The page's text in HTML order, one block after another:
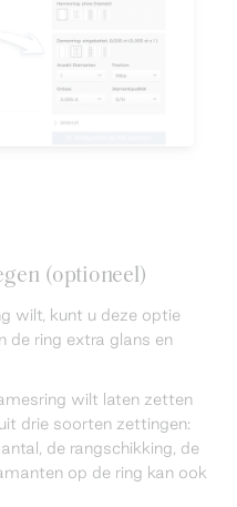
(optioneel)
wilt, kunt u deze optie
de ring extra glans en
wilt laten zetten
drie soorten zettingen:
de rangschikking, de
op de ring kan ook